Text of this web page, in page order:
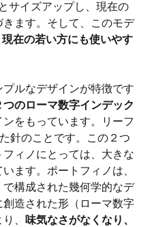
サイズアップし、現在の
きます。そして、このモデ
現在の若い方にも使いやす
ルなデザインが特徴です
つのローマ数字インデック
をもっています。リーフ
針のことです。この２つ
ィノにとっては、大きな
ます。ポートフィノは、
構成された幾何学的なデ
造された形（ローマ数字
、 味気なさがなくなり、